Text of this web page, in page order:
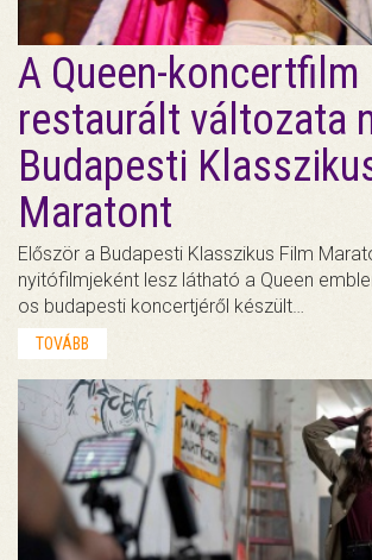
A Queen-koncertfilm
restaurált változata
Budapesti
Maratont
Először a Budapesti Klasszikus Film
nyitófilmjeként lesz látható a Queen
os budapesti koncertjéről készült…
TOVÁBB